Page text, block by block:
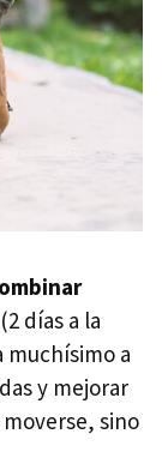
r
(2 días a la
muchísimo a
y mejorar
sino